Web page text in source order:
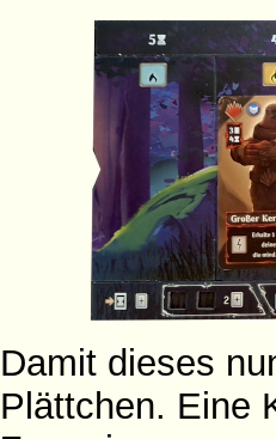
Damit dieses
Plättchen. Eine